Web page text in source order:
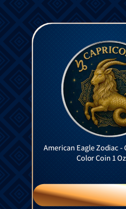
American Eagle Zodiac -
Color Coin 1